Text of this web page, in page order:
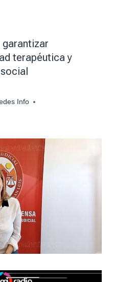
garantizar
terapéutica y
Info